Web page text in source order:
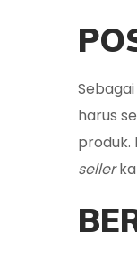
Sebagai
harus
produk.
seller